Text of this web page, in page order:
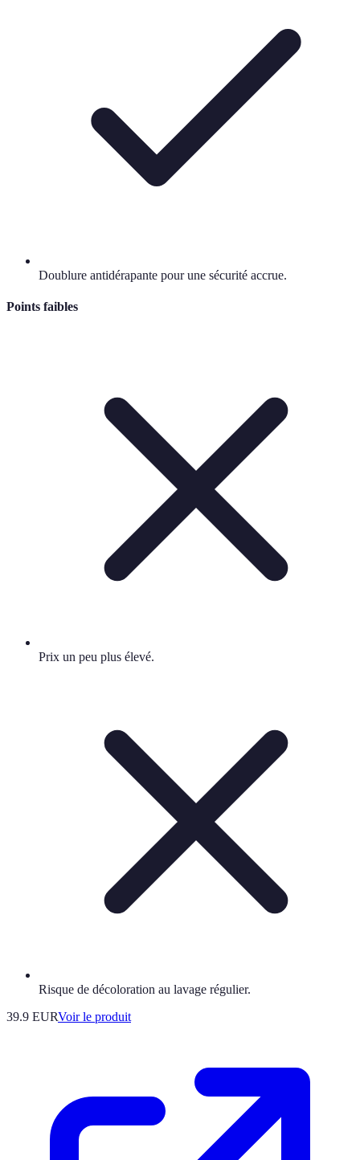
Doublure antidérapante pour une sécurité accrue.
Points faibles
Prix un peu plus élevé.
Risque de décoloration au lavage régulier.
39.9 EURVoir le produit